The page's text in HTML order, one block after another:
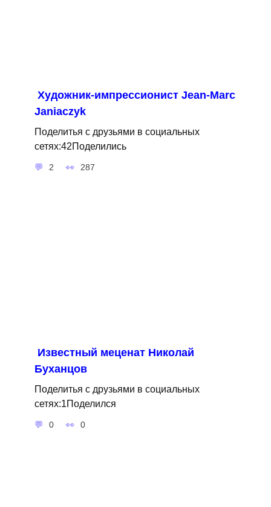
Художник-импрессионист Jean-Marc
Janiaczyk
Поделитья с друзьями в социальных
сетях:42Поделились
2 287
Известный меценат Николай
Буханцов
Поделитья с друзьями в социальных
сетях:1Поделился
0 0